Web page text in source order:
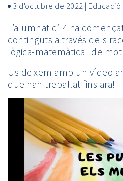
3 d'octubre de 2022 | Educació
L’alumnat d’I4 ha
continguts a través dels
lògica-matemàtica i de
Us deixem amb un vídeo
que han treballat fins ara!